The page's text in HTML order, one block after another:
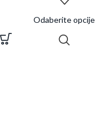
Odaberite opcije